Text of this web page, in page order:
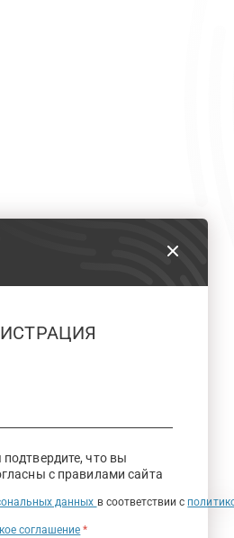
что вы
с правилами сайта
данных в соответствии с
соглашение *